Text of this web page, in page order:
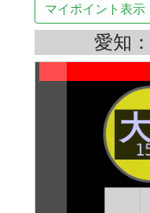
マイポイント表示
愛知